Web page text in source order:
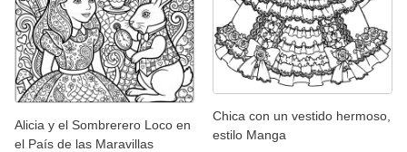
Alicia y el Sombrerero Loco en
el País de las Maravillas
Chica con un vestido hermoso,
estilo Manga